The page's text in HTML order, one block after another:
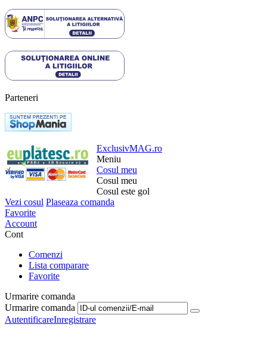
Parteneri
ExclusivMAG.ro
Meniu
Cosul meu
Cosul meu
Cosul este gol
Vezi cosul Plaseaza comanda
Favorite
Account
Cont
Comenzi
Lista comparare
Favorite
Urmarire comanda
Urmarire comanda
AutentificareInregistrare